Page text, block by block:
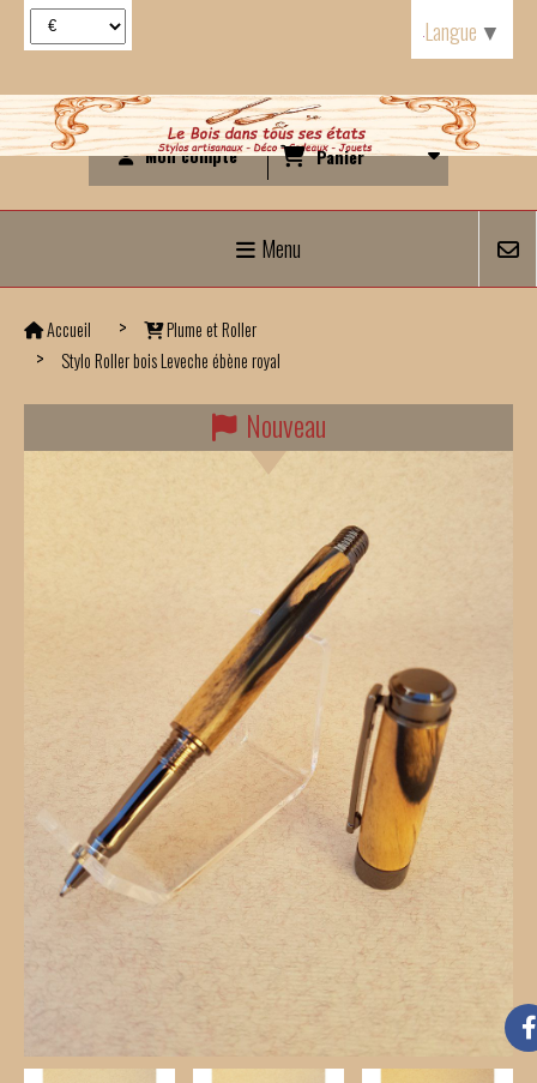
Mon compte Panier
Menu
Accueil
Plume et Roller
Stylo Roller bois Leveche ébène royal
Nouveau
Langue ▼
Panneau de gestion des cookies